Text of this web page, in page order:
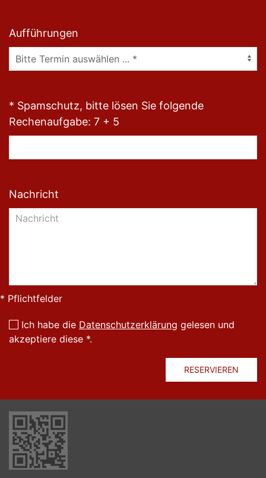
Aufführungen
* Spamschutz, bitte lösen Sie folgende
Rechenaufgabe: 7 + 5
Nachricht
* Pflichtfelder
Ich habe die Datenschutzerklärung gelesen und
akzeptiere diese *.